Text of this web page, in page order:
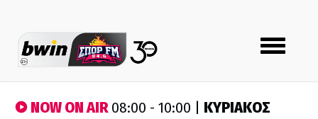
Toggle
navigation
NOW ON AIR08:00 - 10:00 | ΚΥΡΙΑΚΟΣ